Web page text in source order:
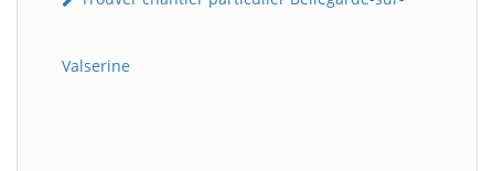
Valserine